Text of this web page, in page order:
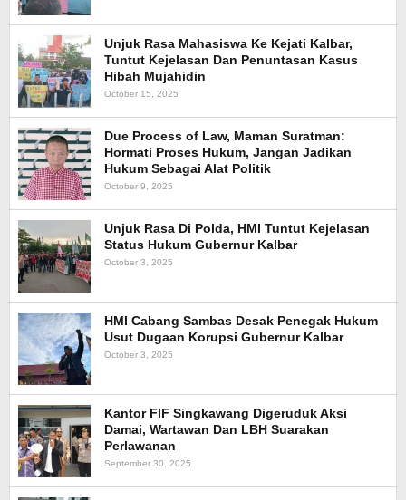
Unjuk Rasa Mahasiswa Ke Kejati Kalbar,
Tuntut Kejelasan Dan Penuntasan Kasus
Hibah Mujahidin
October 15, 2025
Due Process of Law, Maman Suratman:
Hormati Proses Hukum, Jangan Jadikan
Hukum Sebagai Alat Politik
October 9, 2025
Unjuk Rasa Di Polda, HMI Tuntut Kejelasan
Status Hukum Gubernur Kalbar
October 3, 2025
HMI Cabang Sambas Desak Penegak Hukum
Usut Dugaan Korupsi Gubernur Kalbar
October 3, 2025
Kantor FIF Singkawang Digeruduk Aksi
Damai, Wartawan Dan LBH Suarakan
Perlawanan
September 30, 2025